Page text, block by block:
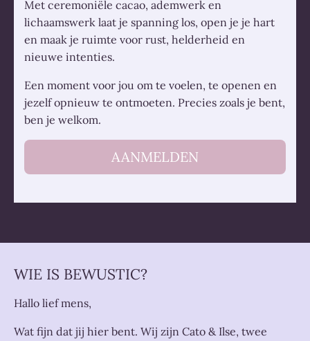
Met ceremoniële cacao, ademwerk en
lichaamswerk laat je spanning los, open je je hart
en maak je ruimte voor rust, helderheid en
nieuwe intenties.
Een moment voor jou om te voelen, te openen en
jezelf opnieuw te ontmoeten. Precies zoals je bent,
ben je welkom.
AANMELDEN
WIE IS BEWUSTIC?
Hallo lief mens,
Wat fijn dat jij hier bent. Wij zijn Cato & Ilse, twee